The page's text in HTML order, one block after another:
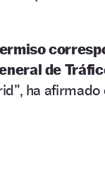
de
ha afirmado